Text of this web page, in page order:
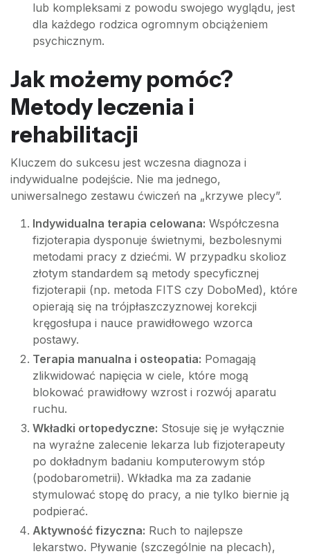
lub kompleksami z powodu swojego wyglądu, jest
dla każdego rodzica ogromnym obciążeniem
psychicznym.
Jak możemy pomóc?
Metody leczenia i
rehabilitacji
Kluczem do sukcesu jest wczesna diagnoza i
indywidualne podejście. Nie ma jednego,
uniwersalnego zestawu ćwiczeń na „krzywe plecy”.
Indywidualna terapia celowana: Współczesna
fizjoterapia dysponuje świetnymi, bezbolesnymi
metodami pracy z dziećmi. W przypadku skolioz
złotym standardem są metody specyficznej
fizjoterapii (np. metoda FITS czy DoboMed), które
opierają się na trójpłaszczyznowej korekcji
kręgosłupa i nauce prawidłowego wzorca
postawy.
Terapia manualna i osteopatia: Pomagają
zlikwidować napięcia w ciele, które mogą
blokować prawidłowy wzrost i rozwój aparatu
ruchu.
Wkładki ortopedyczne: Stosuje się je wyłącznie
na wyraźne zalecenie lekarza lub fizjoterapeuty
po dokładnym badaniu komputerowym stóp
(podobarometrii). Wkładka ma za zadanie
stymulować stopę do pracy, a nie tylko biernie ją
podpierać.
Aktywność fizyczna: Ruch to najlepsze
lekarstwo. Pływanie (szczególnie na plecach),